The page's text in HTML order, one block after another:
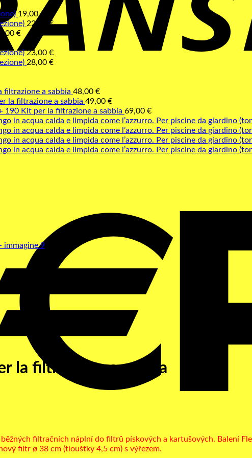
19,00€
22,00
€
€
23,00 €
28,00 €
filtrazione a sabbia 48,00 €
la filtrazione a sabbia 49,00 €
190 Kit per la filtrazione a sabbia 69,00 €
la filtrazione a sabbia
filtračních náplní do filtrů pískových a kartušových. Balení
filtr ø 38 cm (tloušťky 4,5 cm) s výřezem.